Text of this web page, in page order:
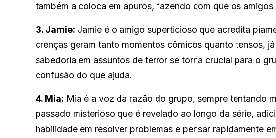
também a coloca em apuros, fazendo com que os
3. Jamie: Jamie é o amigo superticioso que acredita
crenças geram tanto momentos cômicos quanto tensos,
sabedoria em assuntos de terror se torna crucial para o
confusão do que ajuda.
4. Mia: Mia é a voz da razão do grupo, sempre tentando
passado misterioso que é revelado ao longo da série,
habilidade em resolver problemas e pensar rapidamente